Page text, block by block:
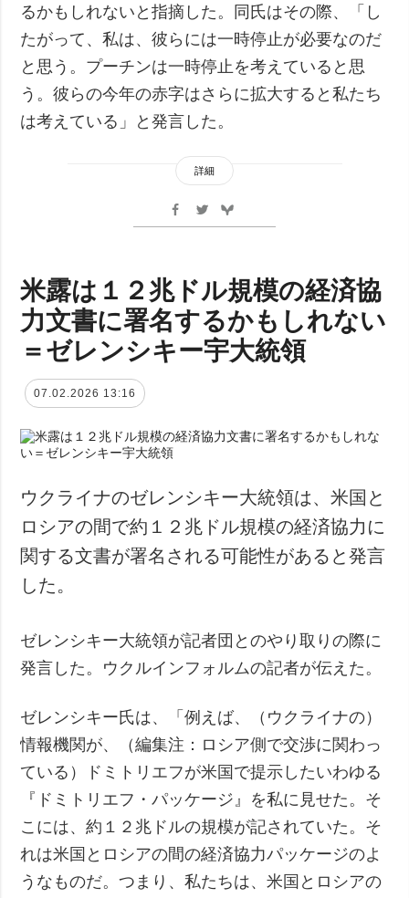
るかもしれないと指摘した。同氏はその際、「し
たがって、私は、彼らには一時停止が必要なのだ
と思う。プーチンは一時停止を考えていると思
う。彼らの今年の赤字はさらに拡大すると私たち
は考えている」と発言した。
詳細
米露は１２兆ドル規模の経済協
力文書に署名するかもしれない
＝ゼレンシキー宇大統領
07.02.2026 13:16
ウクライナのゼレンシキー大統領は、米国と
ロシアの間で約１２兆ドル規模の経済協力に
関する文書が署名される可能性があると発言
した。
ゼレンシキー大統領が記者団とのやり取りの際に
発言した。ウクルインフォルムの記者が伝えた。
ゼレンシキー氏は、「例えば、（ウクライナの）
情報機関が、（編集注：ロシア側で交渉に関わっ
ている）ドミトリエフが米国で提示したいわゆる
『ドミトリエフ・パッケージ』を私に見せた。そ
こには、約１２兆ドルの規模が記されていた。そ
れは米国とロシアの間の経済協力パッケージのよ
うなものだ。つまり、私たちは、米国とロシアの